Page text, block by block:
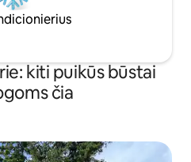
kiti puikūs būstai
čia